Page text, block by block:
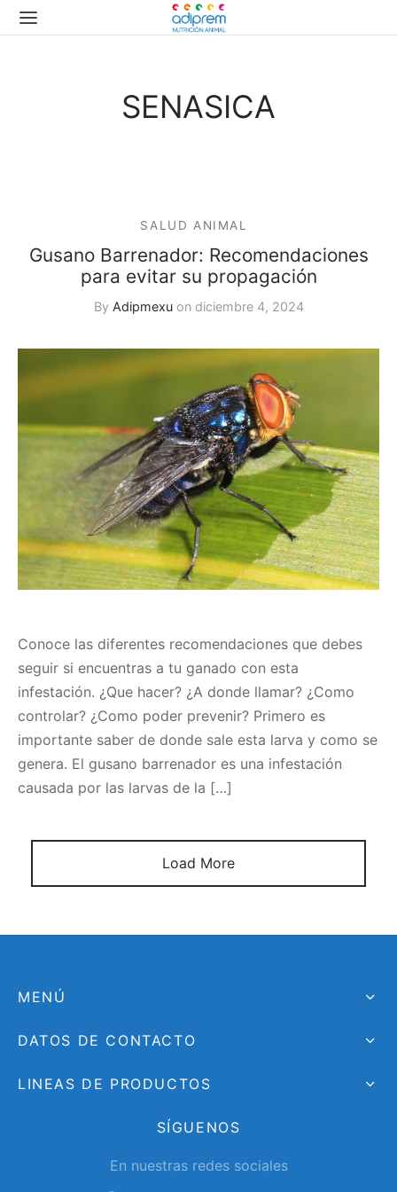
SENASICA
SALUD ANIMAL
Gusano Barrenador: Recomendaciones
para evitar su propagación
By Adipmexuon diciembre 4, 2024
Conoce las diferentes recomendaciones que debes
seguir si encuentras a tu ganado con esta
infestación. ¿Que hacer? ¿A donde llamar? ¿Como
controlar? ¿Como poder prevenir? Primero es
importante saber de donde sale esta larva y como se
genera. El gusano barrenador es una infestación
causada por las larvas de la […]
Load More
MENÚ
DATOS DE CONTACTO
LINEAS DE PRODUCTOS
SÍGUENOS
En nuestras redes sociales